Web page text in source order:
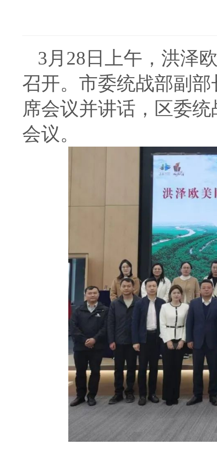
3月28日上午，洪泽
召开。市委统战部副
席会议并讲话，区委
会议。